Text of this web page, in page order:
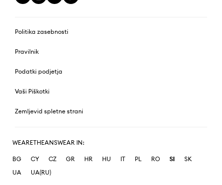
Politika zasebnosti
Pravilnik
Podatki podjetja
Vaši Piškotki
Zemljevid spletne strani
WEARETHEANSWEAR IN:
BG CY CZ GR HR HU IT PL RO SI
SK
UA
UA(RU)